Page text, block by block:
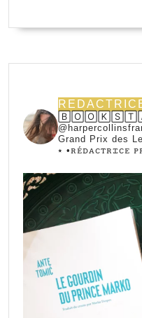
Grand Prix des
⭑ •ꭱꭼ́ꭰꭺꮯꭲꭱꮖꮯꭼ